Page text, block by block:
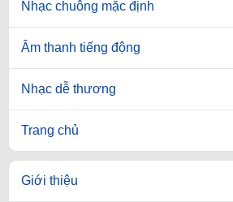
Nhạc chuông mặc định
Âm thanh tiếng động
Nhạc dễ thương
Trang chủ
Giới thiệu